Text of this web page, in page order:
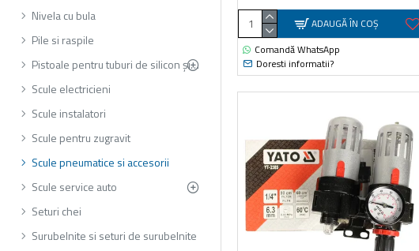
Nivela cu bula
Pile si raspile
Pistoale pentru tuburi de silicon și spuma
Scule electricieni
Scule instalatori
Scule pentru zugravit
Scule pneumatice si accesorii
Scule service auto
Seturi chei
Surubelnite si seturi de surubelnite
ADAUGĂ ÎN COŞ
Comandă WhatsApp
Doresti informatii?